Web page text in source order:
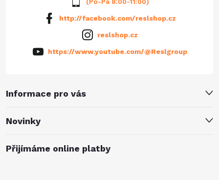
Informace pro vás
Novinky
http://facebook.com/reslshop.cz
reslshop.cz
https://www.youtube.com/@Reslgroup
Přijímáme online platby